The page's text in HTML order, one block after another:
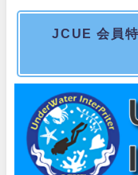
JCUE 会員